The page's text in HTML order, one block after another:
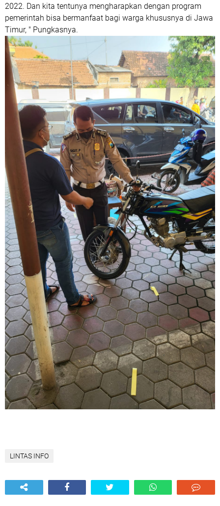
2022. Dan kita tentunya mengharapkan dengan program
pemerintah bisa bermanfaat bagi warga khususnya di Jawa
Timur, " Pungkasnya.
LINTAS INFO